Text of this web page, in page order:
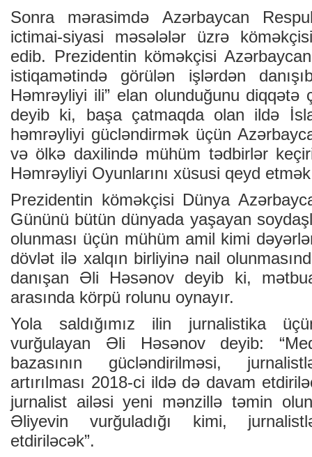
Sonra mərasimdə Azərbaycan
ictimai-siyasi məsələlər üzrə
edib. Prezidentin köməkçisi
istiqamətində görülən işlərdən
Həmrəyliyi ili” elan olunduğunu diqqətə
deyib ki, başa çatmaqda olan ildə
həmrəyliyi gücləndirmək üçün
və ölkə daxilində mühüm tədbirlər
Həmrəyliyi Oyunlarını xüsusi qeyd etmək
Prezidentin köməkçisi Dünya
Gününü bütün dünyada yaşayan
olunması üçün mühüm amil kimi
dövlət ilə xalqın birliyinə nail
danışan Əli Həsənov deyib ki,
arasında körpü rolunu oynayır.
Yola saldığımız ilin jurnalistika
vurğulayan Əli Həsənov deyib:
bazasının gücləndirilməsi,
artırılması 2018-ci ildə də davam
jurnalist ailəsi yeni mənzillə təmin
Əliyevin vurğuladığı kimi,
etdiriləcək”.